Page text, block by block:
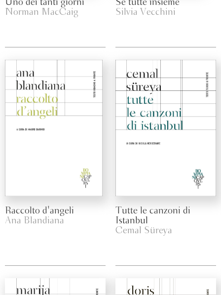
Uno dei tanti giorni
Norman MacCaig
Se tutte insieme
Silvia Vecchini
Raccolto d'angeli
Ana Blandiana
Tutte le canzoni di
Istanbul
Cemal Süreya